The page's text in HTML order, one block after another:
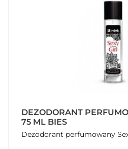
DEZODORANT
75 ML BIES
Dezodorant perfumowany